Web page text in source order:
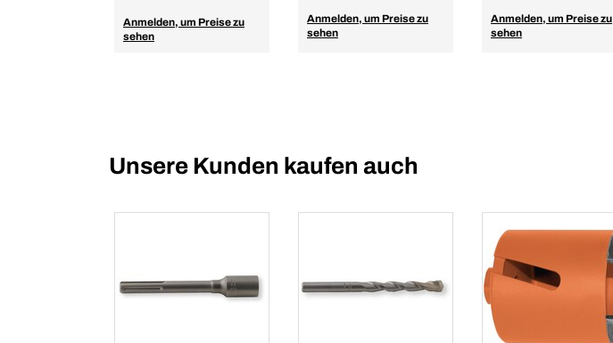
Anmelden, um Preise zu
sehen
Anmelden, um Preise zu
sehen
Anmelden, um Preise zu
sehen
Unsere Kunden kaufen auch